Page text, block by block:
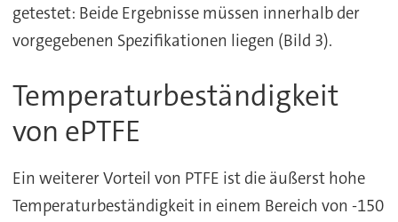
getestet: Beide Ergebnisse müssen innerhalb der
vorgegebenen Spezifikationen liegen (Bild 3).
Temperaturbeständigkeit
von ePTFE
Ein weiterer Vorteil von PTFE ist die äußerst hohe
Temperaturbeständigkeit in einem Bereich von -150